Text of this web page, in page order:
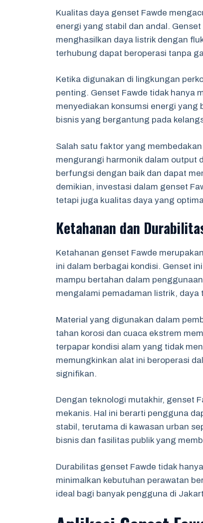
Kualitas daya genset Fawde
energi yang stabil dan andal.
menghasilkan daya listrik dengan
terhubung dapat beroperasi tanpa
Ketika digunakan di lingkungan
penting. Genset Fawde tidak hanya
menyediakan konsumsi energi
bisnis yang bergantung pada
Salah satu faktor yang
mengurangi harmonik dalam output
berfungsi dengan baik dan dapat
demikian, investasi dalam genset
tetapi juga kualitas daya yang
Ketahanan dan
Ketahanan genset Fawde
ini dalam berbagai kondisi. Genset
mampu bertahan dalam
mengalami pemadaman listrik,
Material yang digunakan dalam
tahan korosi dan cuaca ekstrem
terpapar kondisi alam yang tidak
memungkinkan alat ini beroperasi
signifikan.
Dengan teknologi mutakhir, genset
mekanis. Hal ini berarti pengguna
stabil, terutama di kawasan urban
bisnis dan fasilitas publik yang
Durabilitas genset Fawde tidak
minimalkan kebutuhan perawatan
ideal bagi banyak pengguna di